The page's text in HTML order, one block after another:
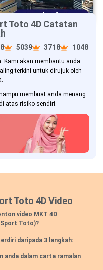
Toto 4D Catatan
5039 3718 1048
Kami akan membantu anda
terkini untuk dirujuk oleh
membuat anda menang
atas risiko sendiri.
Toto 4D Video
video MKT 4D
Sport Toto)?
daripada 3 langkah:
anda dalam carta ramalan